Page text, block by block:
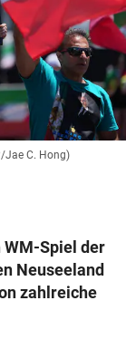
Jae C. Hong)
WM-Spiel der
Neuseeland
zahlreiche